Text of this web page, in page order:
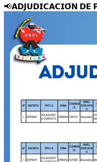
📢𝗔𝗗𝗝𝗨𝗗𝗜𝗖𝗔𝗖𝗜𝗢́𝗡 𝗗𝗘